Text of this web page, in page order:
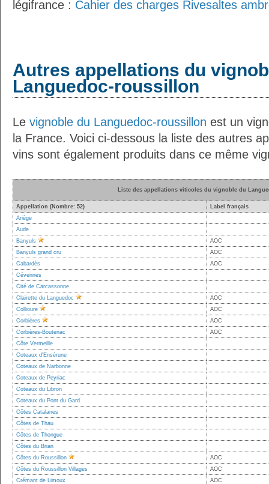
légifrance : Cahier des charges Rivesaltes
Autres appellations du
Languedoc-roussillon
Le vignoble du Languedoc-roussillon est un
la France. Voici ci-dessous la liste des autres
vins sont également produits dans ce même
Liste des appellations viticoles du vignoble du
Appellation (Nombre: 52)
Label français
Ariège
Aude
Banyuls
AOC
Banyuls grand cru
AOC
Cabardès
AOC
Cévennes
Cité de Carcassonne
Clairette du Languedoc
AOC
Collioure
AOC
Corbières
AOC
Corbières-Boutenac
AOC
Côte Vermeille
Coteaux d'Ensérune
Coteaux de Narbonne
Coteaux de Peyriac
Coteaux du Libron
Coteaux du Pont du Gard
Côtes Catalanes
Côtes de Thau
Côtes de Thongue
Côtes du Brian
Côtes du Roussillon
AOC
Côtes du Roussillon Villages
AOC
Crémant de Limoux
AOC